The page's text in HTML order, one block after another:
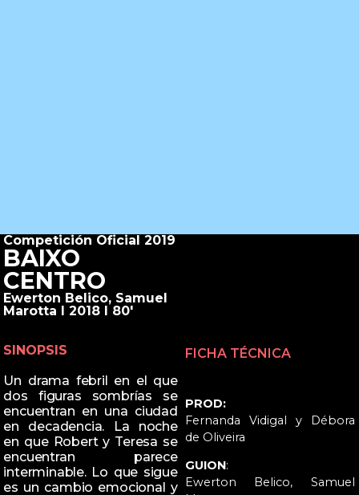
Competición Oficial 2019
BAIXO
CENTRO
Ewerton Belico, Samuel
Marotta I 2018 I 80'
SINOPSIS
Un drama febril en el que
dos figuras sombrías se
encuentran en una ciudad
en decadencia. La noche
en que Robert y Teresa se
encuentran parece
interminable. Lo que sigue
es un cambio emocional y
FICHA TÉCNICA
PROD:
Fernanda Vidigal y Débora
de Oliveira
GUION:
Ewerton Belico, Samuel